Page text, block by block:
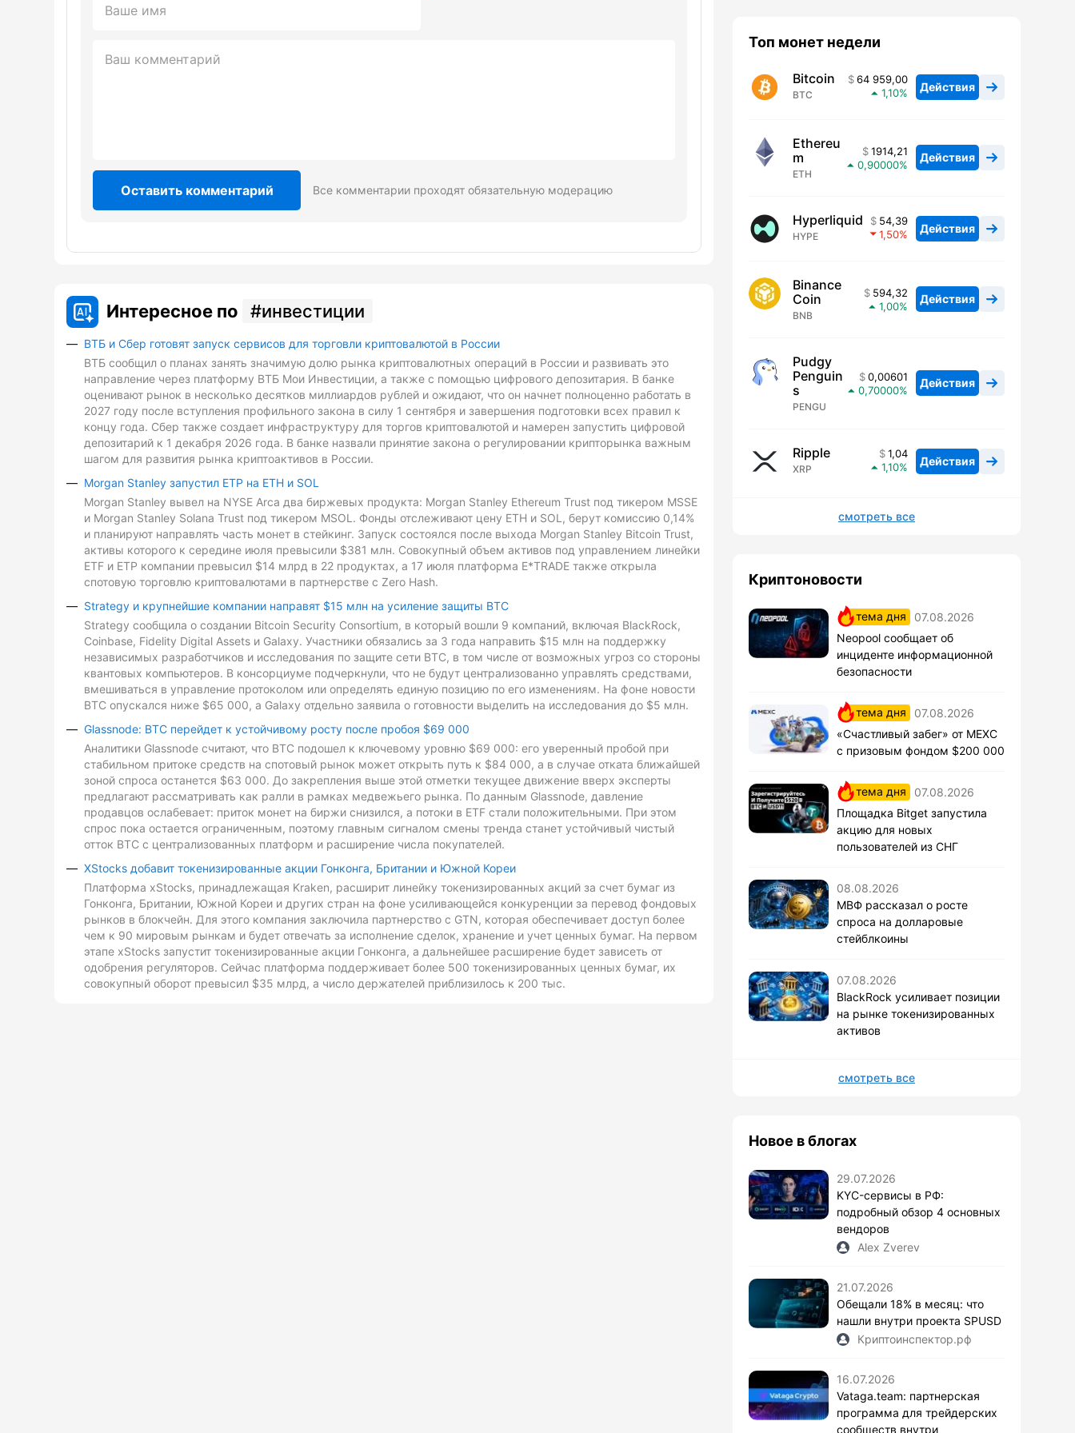
Оставить комментарий Все комментарии проходят обязательную модерацию
Интересное по инвестиции
ВТБ и Сбер готовят запуск сервисов для торговли криптовалютой в России
ВТБ сообщил о планах занять значимую долю рынка криптовалютных операций в России и развивать это
направление через платформу ВТБ Мои Инвестиции, а также с помощью цифрового депозитария. В банке
оценивают рынок в несколько десятков миллиардов рублей и ожидают, что он начнет полноценно работать в
2027 году после вступления профильного закона в силу 1 сентября и завершения подготовки всех правил к
концу года. Сбер также создает инфраструктуру для торгов криптовалютой и намерен запустить цифровой
депозитарий к 1 декабря 2026 года. В банке назвали принятие закона о регулировании крипторынка важным
шагом для развития рынка криптоактивов в России.
Morgan Stanley запустил ETP на ETH и SOL
Morgan Stanley вывел на NYSE Arca два биржевых продукта: Morgan Stanley Ethereum Trust под тикером MSSE
и Morgan Stanley Solana Trust под тикером MSOL. Фонды отслеживают цену ETH и SOL, берут комиссию 0,14%
и планируют направлять часть монет в стейкинг. Запуск состоялся после выхода Morgan Stanley Bitcoin Trust,
активы которого к середине июля превысили $381 млн. Совокупный объем активов под управлением линейки
ETF и ETP компании превысил $14 млрд в 22 продуктах, а 17 июля платформа E*TRADE также открыла
спотовую торговлю криптовалютами в партнерстве с Zero Hash.
Strategy и крупнейшие компании направят $15 млн на усиление защиты BTC
Strategy сообщила о создании Bitcoin Security Consortium, в который вошли 9 компаний, включая BlackRock,
Coinbase, Fidelity Digital Assets и Galaxy. Участники обязались за 3 года направить $15 млн на поддержку
независимых разработчиков и исследования по защите сети BTC, в том числе от возможных угроз со стороны
квантовых компьютеров. В консорциуме подчеркнули, что не будут централизованно управлять средствами,
вмешиваться в управление протоколом или определять единую позицию по его изменениям. На фоне новости
BTC опускался ниже $65 000, а Galaxy отдельно заявила о готовности выделить на исследования до $5 млн.
Glassnode: BTC перейдет к устойчивому росту после пробоя $69 000
Аналитики Glassnode считают, что BTC подошел к ключевому уровню $69 000: его уверенный пробой при
стабильном притоке средств на спотовый рынок может открыть путь к $84 000, а в случае отката ближайшей
зоной спроса останется $63 000. До закрепления выше этой отметки текущее движение вверх эксперты
предлагают рассматривать как ралли в рамках медвежьего рынка. По данным Glassnode, давление
продавцов ослабевает: приток монет на биржи снизился, а потоки в ETF стали положительными. При этом
спрос пока остается ограниченным, поэтому главным сигналом смены тренда станет устойчивый чистый
отток BTC с централизованных платформ и расширение числа покупателей.
XStocks добавит токенизированные акции Гонконга, Британии и Южной Кореи
Платформа xStocks, принадлежащая Kraken, расширит линейку токенизированных акций за счет бумаг из
Гонконга, Британии, Южной Кореи и других стран на фоне усиливающейся конкуренции за перевод фондовых
рынков в блокчейн. Для этого компания заключила партнерство с GTN, которая обеспечивает доступ более
чем к 90 мировым рынкам и будет отвечать за исполнение сделок, хранение и учет ценных бумаг. На первом
этапе xStocks запустит токенизированные акции Гонконга, а дальнейшее расширение будет зависеть от
одобрения регуляторов. Сейчас платформа поддерживает более 500 токенизированных ценных бумаг, их
совокупный оборот превысил $35 млрд, а число держателей приблизилось к 200 тыс.
Топ монет недели
Bitcoin
BTC
64 959,00
1,10
Действия
Ethereu
m
ETH
1914,21
0,90000
Действия
Hyperliquid
HYPE
54,39
1,50
Действия
Binance
Coin
BNB
594,32
1,00
Действия
Pudgy
Penguin
s
PENGU
0,00601
0,70000
Действия
Ripple
XRP
1,04
1,10
Действия
смотреть все
Криптоновости
тема дня
07.08.2026
Neopool сообщает об
инциденте информационной
безопасности
тема дня
07.08.2026
«Счастливый забег» от MEXC
с призовым фондом $200 000
тема дня
07.08.2026
Площадка Bitget запустила
акцию для новых
пользователей из СНГ
08.08.2026
МВФ рассказал о росте
спроса на долларовые
стейблкоины
07.08.2026
BlackRock усиливает позиции
на рынке токенизированных
активов
смотреть все
Новое в блогах
29.07.2026
KYC-сервисы в РФ:
подробный обзор 4 основных
вендоров
Alex Zverev
21.07.2026
Обещали 18% в месяц: что
нашли внутри проекта SPUSD
Криптоинспектор.рф
16.07.2026
Vataga.team: партнерская
программа для трейдерских
сообществ внутри